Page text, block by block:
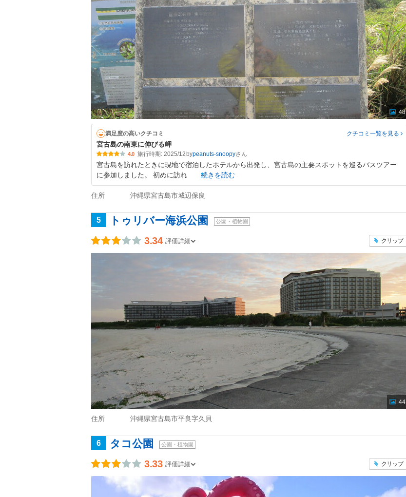
48
満足度の高いクチコミ クチコミ一覧を見る
宮古島の南東に伸びる岬
4.0 旅行時期: 2025/12 bypeanuts-snoopy
宮古島を訪れたときに現地で宿泊したホテルから出発し、宮古島の主要スポットを巡るバスツアー
に参加しました。 初めに訪れ
続きを読む
住所 沖縄県宮古島市城辺保良
5 トゥリバー海浜公園 公園・植物園
3.34 評価詳細 クリップ
44
住所 沖縄県宮古島市平良字久貝
6 タコ公園 公園・植物園
3.33 評価詳細 クリップ